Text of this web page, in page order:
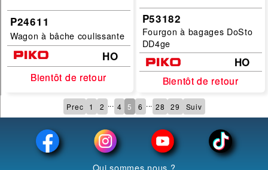
P24611
Wagon à bâche coulissante
HO
Bientôt de retour
Bientôt de retour
P53182
Fourgon à bagages DoSto
DD4ge
HO
Bientôt de retour
Bientôt de retour
Prec 1 2 ... 4 5 6 ... 28 29 Suiv
Qui sommes nous ?